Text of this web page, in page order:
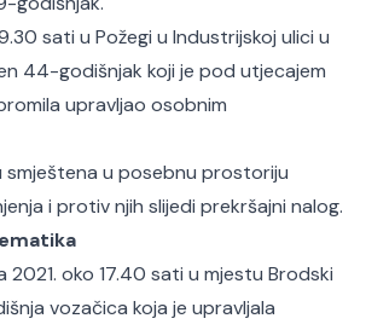
sati u Požegi u Industrijskoj ulici u
44-godišnjak koji je pod utjecajem
upravljao osobnim
smještena u posebnu prostoriju
i protiv njih slijedi prekršajni nalog.
2021. oko 17.40 sati u mjestu Brodski
vozačica koja je upravljala